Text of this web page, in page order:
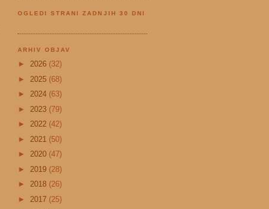
OGLEDI STRANI ZADNJIH 30 DNI
ARHIV OBJAV
► 2026 (32)
► 2025 (68)
► 2024 (63)
► 2023 (79)
► 2022 (42)
► 2021 (50)
► 2020 (47)
► 2019 (28)
► 2018 (26)
► 2017 (25)